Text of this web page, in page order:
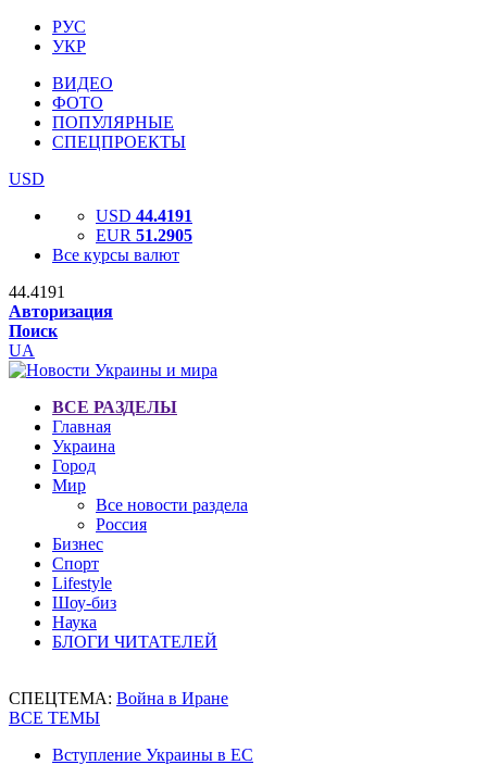
РУС
УКР
ВИДЕО
ФОТО
ПОПУЛЯРНЫЕ
СПЕЦПРОЕКТЫ
USD
USD 44.4191
EUR 51.2905
Все курсы валют
44.4191
Авторизация
Поиск
UA
ВСЕ РАЗДЕЛЫ
Главная
Украина
Город
Мир
Все новости раздела
Россия
Бизнес
Спорт
Lifestyle
Шоу-биз
Наука
БЛОГИ ЧИТАТЕЛЕЙ
СПЕЦТЕМА: Война в Иране
ВСЕ ТЕМЫ
Вступление Украины в ЕС